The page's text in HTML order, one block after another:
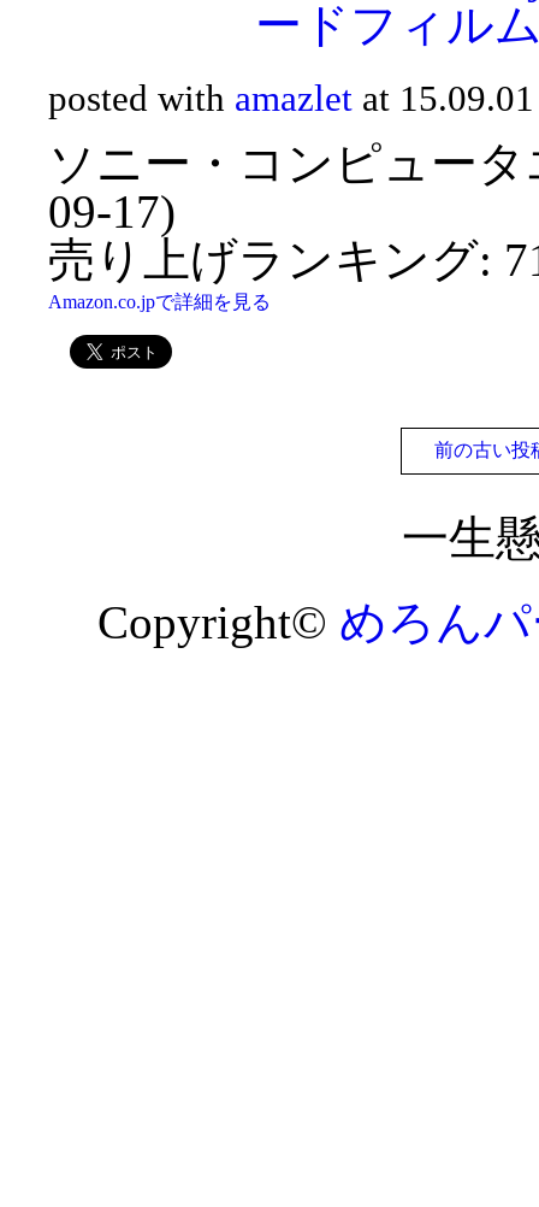
ードフィル
posted with amazlet at 15.09.01
ソニー・コンピュー
09-17)
売り上げランキング:
Amazon.co.jpで詳細を見る
前の古い投
一生
Copyright© めろん